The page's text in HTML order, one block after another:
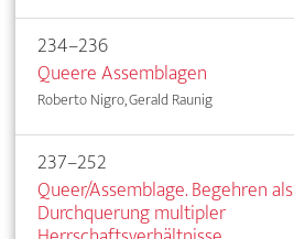
234–236
Queere Assemblagen
Roberto Nigro, Gerald Raunig
237–252
Queer/Assemblage. Begehren als
Durchquerung multipler